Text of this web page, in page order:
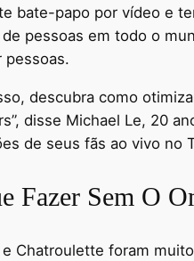
bate-papo por vídeo e
pessoas em todo o
pessoas.
descubra como
disse Michael Le, 20
de seus fãs ao vivo no
Fazer Sem O
e Chatroulette foram